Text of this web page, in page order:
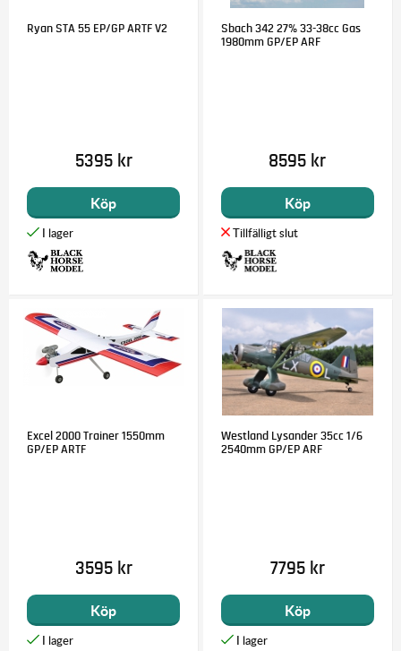
Ryan STA 55 EP/GP ARTF V2
5395 kr
Köp
Sbach 342 27% 33-38cc Gas
1980mm GP/EP ARF
8595 kr
Köp
Excel 2000 Trainer 1550mm
GP/EP ARTF
3595 kr
Köp
Westland Lysander 35cc 1/6
2540mm GP/EP ARF
7795 kr
Köp